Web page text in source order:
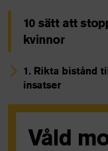
10 sätt att
kvinnor
1. Rikta bistånd
insatser
VåldVåldet kan kan
sexuellt eller